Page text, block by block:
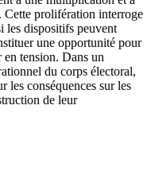
prolifération interroge
les dispositifs peuvent
une opportunité pour
en tension. Dans un
du corps électoral,
les conséquences sur les
de leur